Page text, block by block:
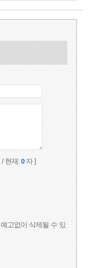
/ 현재:0자 ]
고없이 삭제될 수 있